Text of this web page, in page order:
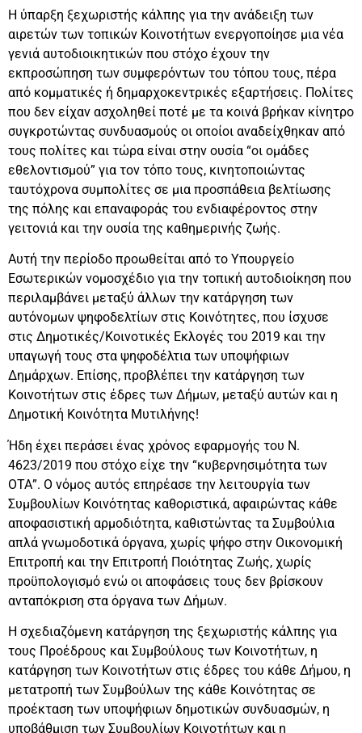
Η ύπαρξη ξεχωριστής κάλπης για την ανάδειξη των
αιρετών των τοπικών Κοινοτήτων ενεργοποίησε μια νέα
γενιά αυτοδιοικητικών που στόχο έχουν την
εκπροσώπηση των συμφερόντων του τόπου τους, πέρα
από κομματικές ή δημαρχοκεντρικές εξαρτήσεις. Πολίτες
που δεν είχαν ασχοληθεί ποτέ με τα κοινά βρήκαν κίνητρο
συγκροτώντας συνδυασμούς οι οποίοι αναδείχθηκαν από
τους πολίτες και τώρα είναι στην ουσία “οι ομάδες
εθελοντισμού” για τον τόπο τους, κινητοποιώντας
ταυτόχρονα συμπολίτες σε μια προσπάθεια βελτίωσης
της πόλης και επαναφοράς του ενδιαφέροντος στην
γειτονιά και την ουσία της καθημερινής ζωής.
Αυτή την περίοδο προωθείται από το Υπουργείο
Εσωτερικών νομοσχέδιο για την τοπική αυτοδιοίκηση που
περιλαμβάνει μεταξύ άλλων την κατάργηση των
αυτόνομων ψηφοδελτίων στις Κοινότητες, που ίσχυσε
στις Δημοτικές/Κοινοτικές Εκλογές του 2019 και την
υπαγωγή τους στα ψηφοδέλτια των υποψήφιων
Δημάρχων. Επίσης, προβλέπει την κατάργηση των
Κοινοτήτων στις έδρες των Δήμων, μεταξύ αυτών και η
Δημοτική Κοινότητα Μυτιλήνης!
Ήδη έχει περάσει ένας χρόνος εφαρμογής του Ν.
4623/2019 που στόχο είχε την “κυβερνησιμότητα των
ΟΤΑ”. Ο νόμος αυτός επηρέασε την λειτουργία των
Συμβουλίων Κοινότητας καθοριστικά, αφαιρώντας κάθε
αποφασιστική αρμοδιότητα, καθιστώντας τα Συμβούλια
απλά γνωμοδοτικά όργανα, χωρίς ψήφο στην Οικονομική
Επιτροπή και την Επιτροπή Ποιότητας Ζωής, χωρίς
προϋπολογισμό ενώ οι αποφάσεις τους δεν βρίσκουν
ανταπόκριση στα όργανα των Δήμων.
Η σχεδιαζόμενη κατάργηση της ξεχωριστής κάλπης για
τους Προέδρους και Συμβούλους των Κοινοτήτων, η
κατάργηση των Κοινοτήτων στις έδρες του κάθε Δήμου, η
μετατροπή των Συμβούλων της κάθε Κοινότητας σε
προέκταση των υποψήφιων δημοτικών συνδυασμών, η
υποβάθμιση των Συμβουλίων Κοινοτήτων και η